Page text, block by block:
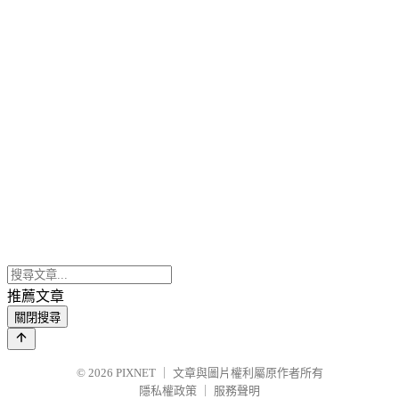
推薦文章
關閉搜尋
© 2026 PIXNET
文章與圖片權利屬原作者所有
隱私權政策
服務聲明